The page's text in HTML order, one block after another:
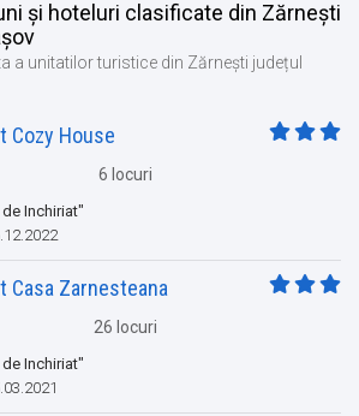
și hoteluri clasificate din Zărnești
a unitatilor turistice din Zărnești județul
Cozy House
6 locuri
Inchiriat"
Casa Zarnesteana
26 locuri
Inchiriat"